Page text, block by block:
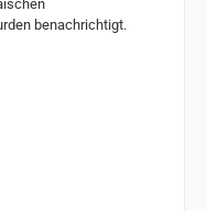
benachrichtigt.